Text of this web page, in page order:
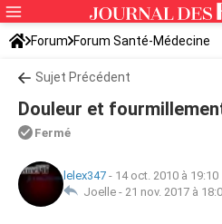
Forum Forum Santé-Médecine
Symptômes et maladies courantes
Sujet Précédent
Douleur et
Fermé
lelex347 - 14 oct. 2010 à 19:10
Joelle - 21 nov. 2017 à